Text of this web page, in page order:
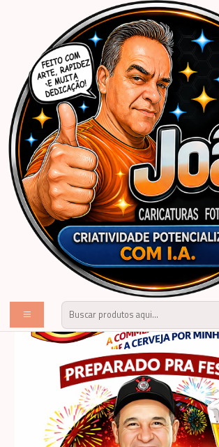
Caricaturas Personalizadas | João Caricaturas
Caricatura para Convite de Aniversário | Arte